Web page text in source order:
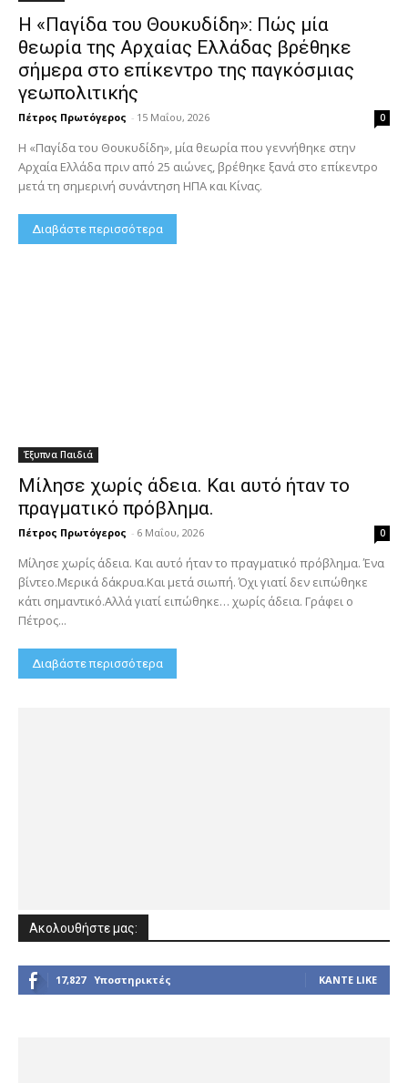
Η «Παγίδα του Θουκυδίδη»: Πώς μία
θεωρία της Αρχαίας Ελλάδας βρέθηκε
σήμερα στο επίκεντρο της παγκόσμιας
γεωπολιτικής
Πέτρος Πρωτόγερος - 15 Μαΐου, 2026 0
Η «Παγίδα του Θουκυδίδη», μία θεωρία που γεννήθηκε στην
Αρχαία Ελλάδα πριν από 25 αιώνες, βρέθηκε ξανά στο επίκεντρο
μετά τη σημερινή συνάντηση ΗΠΑ και Κίνας.
Διαβάστε περισσότερα
Έξυπνα Παιδιά
Μίλησε χωρίς άδεια. Και αυτό ήταν το
πραγματικό πρόβλημα.
Πέτρος Πρωτόγερος - 6 Μαΐου, 2026 0
Μίλησε χωρίς άδεια. Και αυτό ήταν το πραγματικό πρόβλημα. Ένα
βίντεο.Μερικά δάκρυα.Και μετά σιωπή. Όχι γιατί δεν ειπώθηκε
κάτι σημαντικό.Αλλά γιατί ειπώθηκε… χωρίς άδεια. Γράφει ο
Πέτρος...
Διαβάστε περισσότερα
Ακολουθήστε μας:
17,827 Υποστηρικτές ΚΆΝΤΕ LIKE